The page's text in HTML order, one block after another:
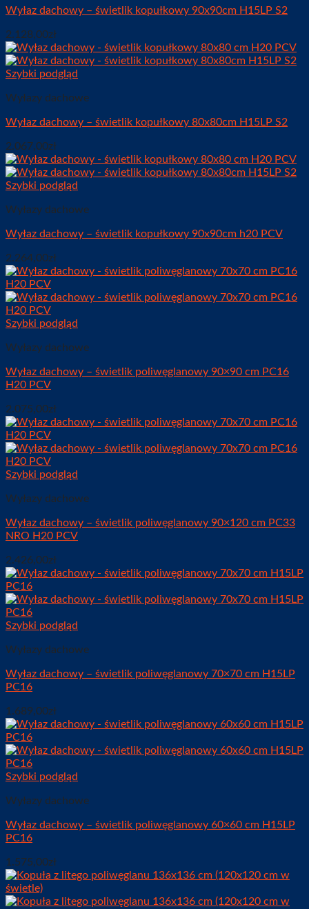
Wyłaz dachowy – świetlik kopułkowy 90x90cm H15LP S2
2.128,00zł
Szybki podgląd
Wyłazy dachowe
Wyłaz dachowy – świetlik kopułkowy 80x80cm H15LP S2
2.067,00zł
Szybki podgląd
Wyłazy dachowe
Wyłaz dachowy – świetlik kopułkowy 90x90cm h20 PCV
2.264,00zł
Szybki podgląd
Wyłazy dachowe
Wyłaz dachowy – świetlik poliwęglanowy 90×90 cm PC16
H20 PCV
2.075,00zł
Szybki podgląd
Wyłazy dachowe
Wyłaz dachowy – świetlik poliwęglanowy 90×120 cm PC33
NRO H20 PCV
2.426,00zł
Szybki podgląd
Wyłazy dachowe
Wyłaz dachowy – świetlik poliwęglanowy 70×70 cm H15LP
PC16
1.689,00zł
Szybki podgląd
Wyłazy dachowe
Wyłaz dachowy – świetlik poliwęglanowy 60×60 cm H15LP
PC16
1.575,00zł